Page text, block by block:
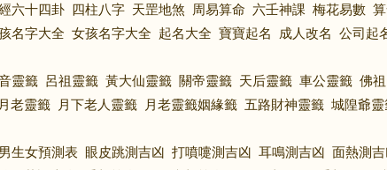
六十四卦 四柱八字 天罡地煞 周易算命 六壬神課 梅花易數
名字大全 女孩名字大全 起名大全 寶寶起名 成人改名 公司起
靈籤 呂祖靈籤 黃大仙靈籤 關帝靈籤 天后靈籤 車公靈籤 佛
月老靈籤 月下老人靈籤 月老靈籤姻緣籤 五路財神靈籤 城隍爺靈
生女預測表 眼皮跳測吉凶 打噴嚏測吉凶 耳鳴測吉凶 面熱測吉